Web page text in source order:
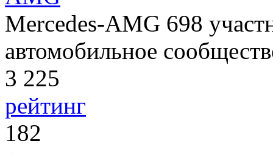
Mercedes-AMG 698
автомобильное
3 225
рейтинг
182